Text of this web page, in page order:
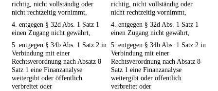
richtig, nicht vollständig oder
nicht rechtzeitig vornimmt,
richtig, nicht vollständig oder
nicht rechtzeitig vornimmt,
4. entgegen § 32d Abs. 1 Satz 1
einen Zugang nicht gewährt,
4. entgegen § 32d Abs. 1 Satz 1
einen Zugang nicht gewährt,
5. entgegen § 34b Abs. 1 Satz 2 in
Verbindung mit einer
Rechtsverordnung nach Absatz 8
Satz 1 eine Finanzanalyse
weitergibt oder öffentlich
verbreitet oder
5. entgegen § 34b Abs. 1 Satz 2 in
Verbindung mit einer
Rechtsverordnung nach Absatz 8
Satz 1 eine Finanzanalyse
weitergibt oder öffentlich
verbreitet oder